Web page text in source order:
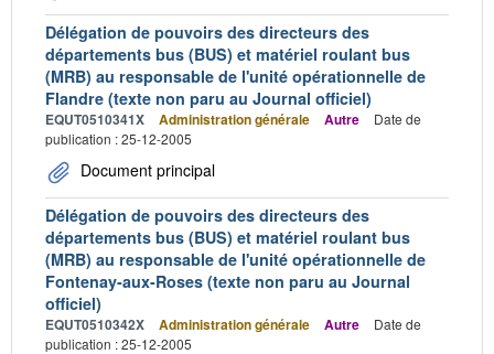
Délégation de pouvoirs des directeurs des
départements bus (BUS) et matériel roulant bus
(MRB) au responsable de l'unité opérationnelle de
Flandre (texte non paru au Journal officiel)
EQUT0510341X Administration générale Autre
Date de
publication : 25-12-2005
Document principal
Délégation de pouvoirs des directeurs des
départements bus (BUS) et matériel roulant bus
(MRB) au responsable de l'unité opérationnelle de
Fontenay-aux-Roses (texte non paru au Journal
officiel)
EQUT0510342X Administration générale Autre
Date de
publication : 25-12-2005